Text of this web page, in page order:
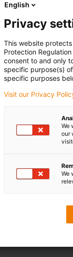
English
Privacy
This website
Protection
consent to and only
specific purpose(s)
specific purposes
Visit our Privacy
We
our
We